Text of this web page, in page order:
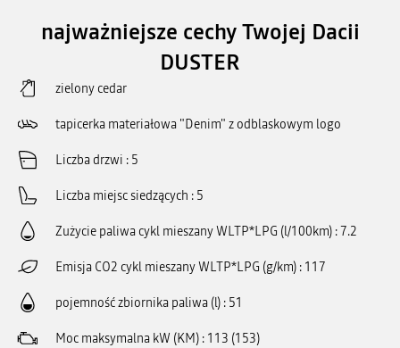
najważniejsze cechy Twojej Dacii
DUSTER
zielony cedar
tapicerka materiałowa "Denim" z odblaskowym logo
Liczba drzwi 5
Liczba miejsc siedzących 5
Zużycie paliwa cykl mieszany WLTP*LPG (l/100km) 7.2
Emisja CO2 cykl mieszany WLTP*LPG (g/km) 117
pojemność zbiornika paliwa (l) 51
Moc maksymalna kW (KM) 113 (153)